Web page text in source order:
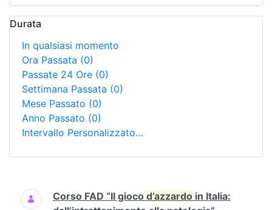
Durata
In qualsiasi momento
Ora Passata (0)
Passate 24 Ore (0)
Settimana Passata (0)
Mese Passato (0)
Anno Passato (0)
Intervallo Personalizzato…
Ricerca
Corso FAD “Il gioco d’azzardo in Italia: